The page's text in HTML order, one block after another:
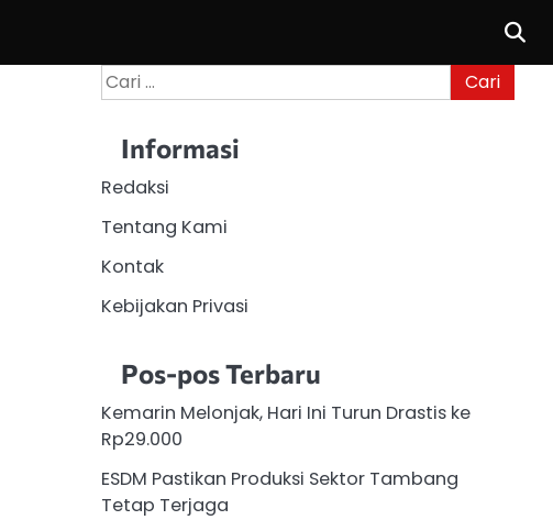
Cari
untuk:
Informasi
Redaksi
Tentang Kami
Kontak
Kebijakan Privasi
Pos-pos Terbaru
Kemarin Melonjak, Hari Ini Turun Drastis ke
Rp29.000
ESDM Pastikan Produksi Sektor Tambang
Tetap Terjaga